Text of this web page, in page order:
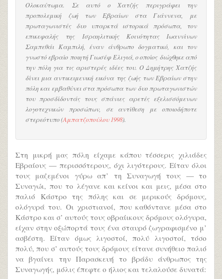
Ολοκαύτωμα. Σε αυτό ο Χατζής περιγράφει την
προπολεμική ζωή των Εβραίων στα Γιάννενα, με
πρωταγωνιστές δυο υπαρκτά ιστορικά πρόσωπα, τον
επικεφαλής της Ισραηλιτικής Κοινότητας Ιωαννίνων
Σαμπεθάι Καμπιλή, έναν άνθρωπο δογματικό, και τον
γνωστό εβραίο ποιητή Γιωσέφ Ελιγιά, ο οποίος διώχθηκε από
την πόλη για τις αριστερές ιδέες του. Ο Δημήτρης Χατζής
δίνει μια αντικειμενική εικόνα της ζωής των Εβραίων στην
πόλη και εμβαθύνει στα πρόσωπα των δυο πρωταγωνιστών
του προσδίδοντάς τους σπάνιες αρετές εξελισσόμενων
λογοτεχνικών προσώπων, σε αντίθεση με οποιοδήποτε
στερεότυπο (Αμπατζοπούλου 1998).
Στη μικρή μας πόλη είχαμε κάπου τέσσερις χιλιάδες
Εβραίους ― περισσότερους, όχι λιγότερους. Είταν όλοι
τους μαζεμένοι γύρω απ’ τη Συναγωγή τους ― το
Συναγώι, που το λέγανε και κείνοι και μεις, μέσα στο
παλιό Κάστρο της πόλης και σε μερικούς δρόμους,
ολόγυρά του. Οι χριστιανοί, που καθόντανε μέσα στο
Κάστρο και σ’ αυτούς τους οβραίικους δρόμους ολόγυρα,
είχαν στην οξώπορτά τους ένα σταυρό ζωγραφισμένο μ’
ασβέστη. Είταν όμως λιγοστοί, πολύ λιγοστοί, τόσο
πολύ, που σ’ αυτούς τους δρόμους είτανε συνήθειο παλιό
να βγαίνει την Παρασκευή το βράδυ άνθρωπος της
Συναγωγής, μόλις έπεφτε ο ήλιος και τελαλούσε δυνατά: